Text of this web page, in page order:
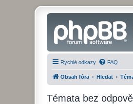
Rychlé odkazy FAQ
Obsah fóra Hledat
Témata bez